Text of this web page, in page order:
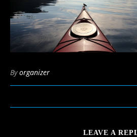
Byorganizer
LEAVE A